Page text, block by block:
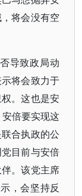
将会没有空
导致政局动
将会致力于
。这也是安
倍要实现这
合执政的公
目前与安倍
。该党主席
，会坚持反